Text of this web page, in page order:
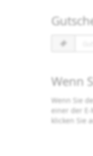
Wenn
Wenn Sie
einer der
klicken Sie